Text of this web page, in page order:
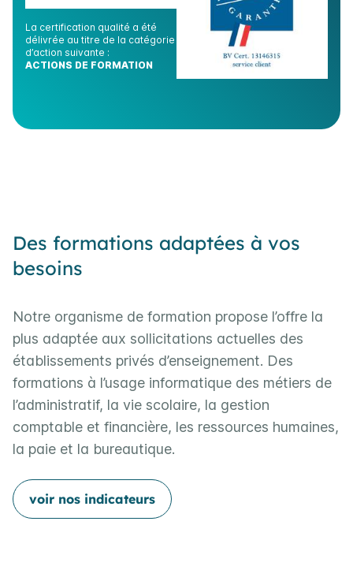
La certification qualité a été
délivrée au titre de la catégorie
d’action suivante :
ACTIONS DE FORMATION
Des formations adaptées à vos
besoins
Notre organisme de formation propose l’offre la
plus adaptée aux sollicitations actuelles des
établissements privés d’enseignement. Des
formations à l’usage informatique des métiers de
l’administratif, la vie scolaire, la gestion
comptable et financière, les ressources humaines,
la paie et la bureautique.
voir nos indicateurs